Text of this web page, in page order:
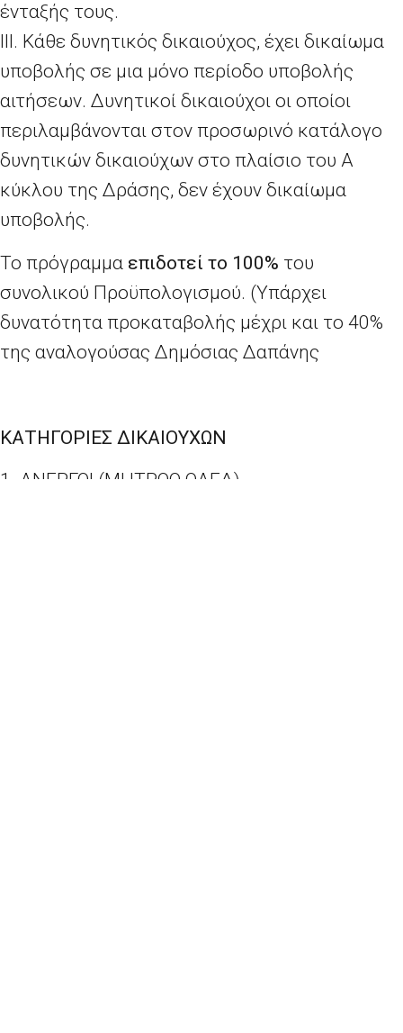
ένταξής τους.
ΙII. Κάθε δυνητικός δικαιούχος, έχει δικαίωμα
υποβολής σε μια μόνο περίοδο υποβολής
αιτήσεων. Δυνητικοί δικαιούχοι οι οποίοι
περιλαμβάνονται στον προσωρινό κατάλογο
δυνητικών δικαιούχων στο πλαίσιο του Α
κύκλου της Δράσης, δεν έχουν δικαίωμα
υποβολής.
Το πρόγραμμα επιδοτεί το 100% του
συνολικού Προϋπολογισμού. (Υπάρχει
δυνατότητα προκαταβολής μέχρι και το 40%
της αναλογούσας Δημόσιας Δαπάνης
ΚΑΤΗΓΟΡΙΕΣ ΔΙΚΑΙΟΥΧΩΝ
1. ΑΝΕΡΓΟΙ (ΜΗΤΡΩΟ ΟΑΕΔ)